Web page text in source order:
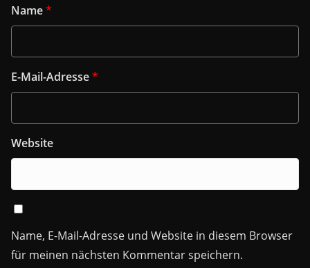
Name*
E-Mail-Adresse*
Website
Name, E-Mail-Adresse und Website in diesem Browser
für meinen nächsten Kommentar speichern.